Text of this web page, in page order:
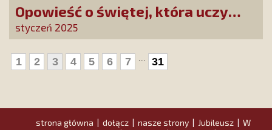
Opowieść o świętej, która uczy
szczerego oddania się Bogu.
Duchowe wzmocnienie i światło
nadziei w XXI wieku
styczeń 2025
1 2 3 4 5 6 7 31
strona główna dołącz nasze strony Jubileusz
W